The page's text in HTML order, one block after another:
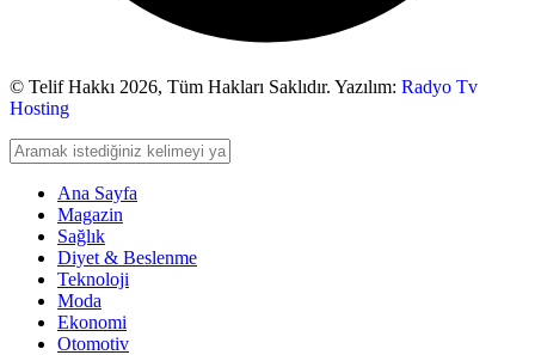
© Telif Hakkı 2026, Tüm Hakları Saklıdır. Yazılım: Radyo Tv
Hosting
Ana Sayfa
Magazin
Sağlık
Diyet & Beslenme
Teknoloji
Moda
Ekonomi
Otomotiv